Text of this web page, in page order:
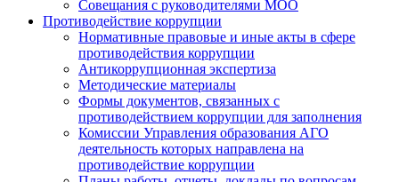
Совещания с руководителями МОО
Противодействие коррупции
Нормативные правовые и иные акты в сфере
противодействия коррупции
Антикоррупционная экспертиза
Методические материалы
Формы документов, связанных с
противодействием коррупции для заполнения
Комиссии Управления образования АГО
деятельность которых направлена на
противодействие коррупции